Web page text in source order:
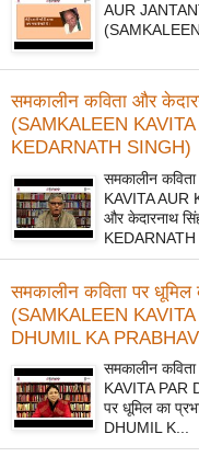
AUR
समकालीन कविता और
(SAMKALEEN
KEDARNATH SINGH)
समकालीन
KAVITA AUR
और केदारनाथ
KEDARNATH
समकालीन कविता पर धूमिल
(SAMKALEEN KAVITA
DHUMIL KA
समकालीन
KAVITA PAR
पर धूमिल का
DHUMIL K...